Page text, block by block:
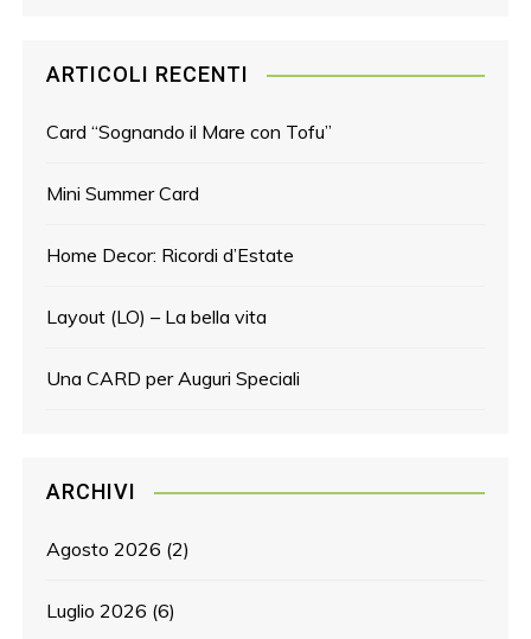
ARTICOLI RECENTI
Card “Sognando il Mare con Tofu”
Mini Summer Card
Home Decor: Ricordi d’Estate
Layout (LO) – La bella vita
Una CARD per Auguri Speciali
ARCHIVI
Agosto 2026 (2)
Luglio 2026 (6)